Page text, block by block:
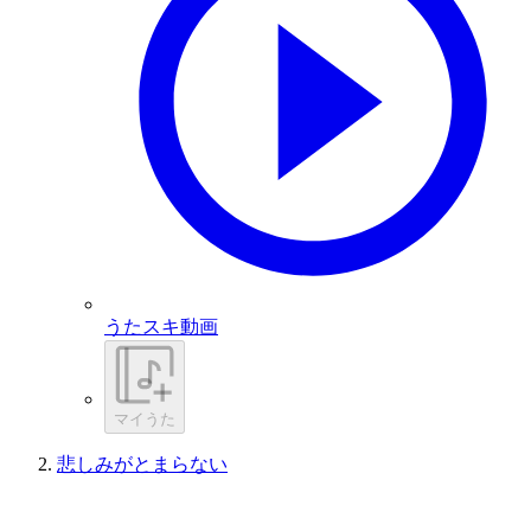
うたスキ動画
マイうた
悲しみがとまらない